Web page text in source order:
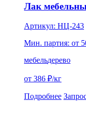
Лак
Артикул: НЦ-243
Мин. партия: от
мебельдерево
от 386 ₽/кг
Подробнее